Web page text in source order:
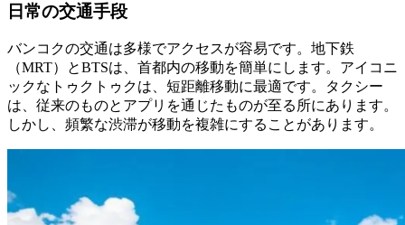
日常の交通手段
バンコクの交通は多様でアクセスが容易です。地下鉄
（MRT）とBTSは、首都内の移動を簡単にします。アイコニ
ックなトゥクトゥクは、短距離移動に最適です。タクシー
は、従来のものとアプリを通じたものが至る所にあります。
しかし、頻繁な渋滞が移動を複雑にすることがあります。